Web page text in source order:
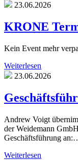
23.06.2026
KRONE
Kein Event mehr
Weiterlesen
23.06.2026
Andrew Voigt
der Weidemann
Geschäftsführung
Weiterlesen